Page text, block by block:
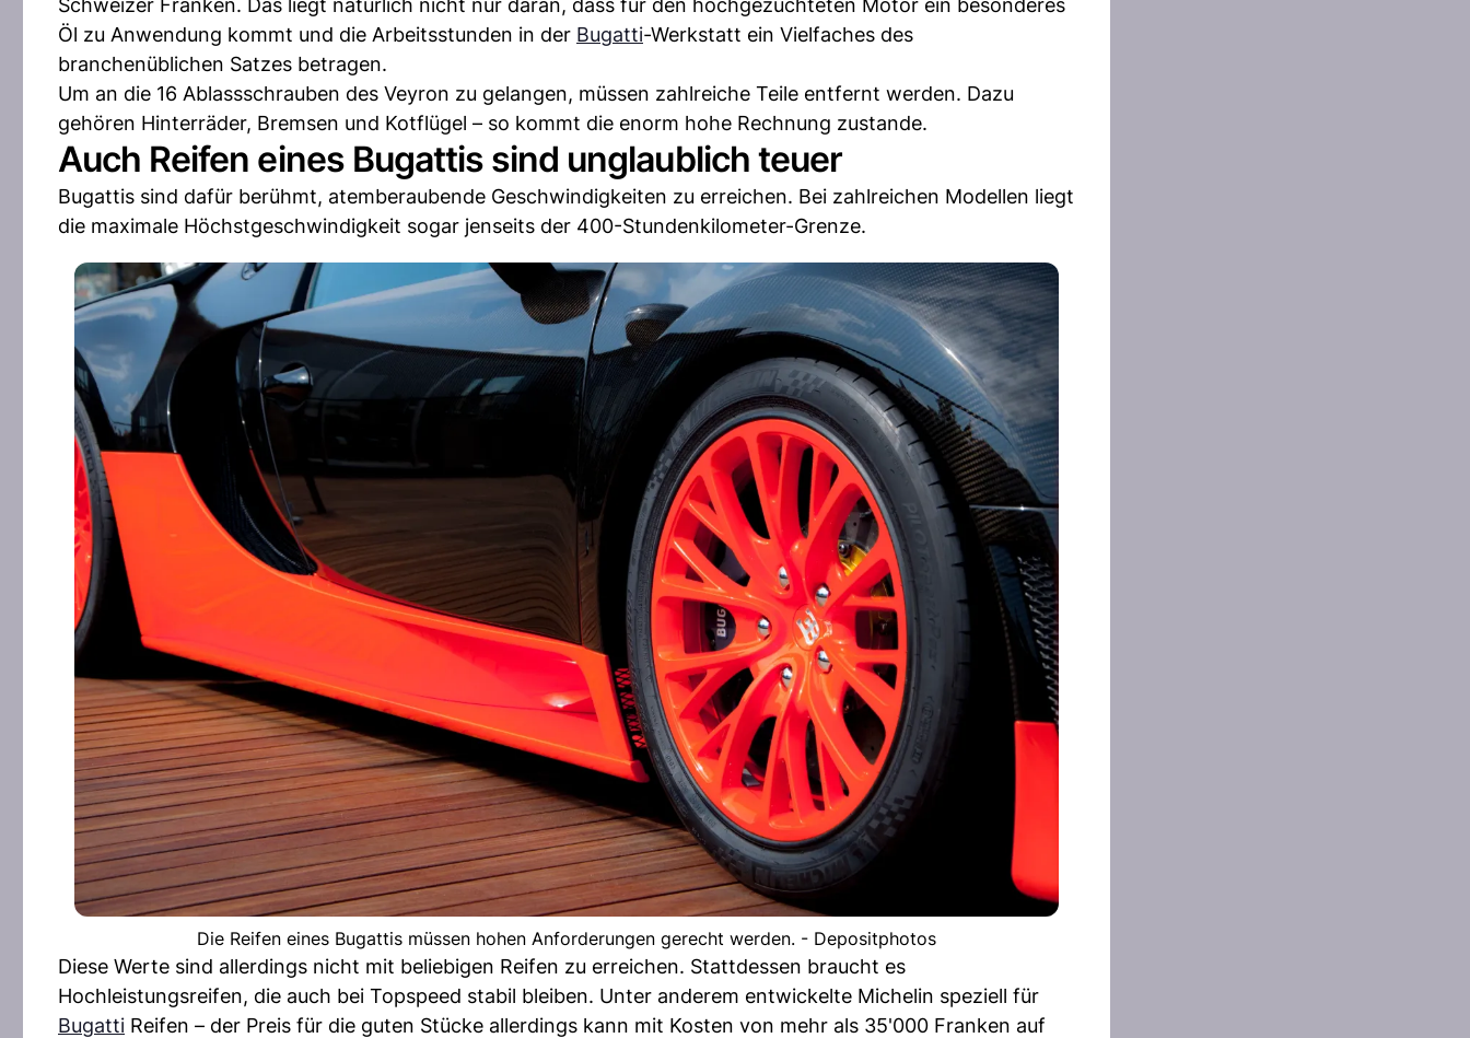
Schweizer Franken. Das liegt natürlich nicht nur daran, dass für den hochgezüchteten Motor ein besonderes
Öl zu Anwendung kommt und die Arbeitsstunden in der Bugatti-Werkstatt ein Vielfaches des
branchenüblichen Satzes betragen.
Um an die 16 Ablassschrauben des Veyron zu gelangen, müssen zahlreiche Teile entfernt werden. Dazu
gehören Hinterräder, Bremsen und Kotflügel – so kommt die enorm hohe Rechnung zustande.
Auch Reifen eines Bugattis sind unglaublich teuer
Bugattis sind dafür berühmt, atemberaubende Geschwindigkeiten zu erreichen. Bei zahlreichen Modellen liegt
die maximale Höchstgeschwindigkeit sogar jenseits der 400-Stundenkilometer-Grenze.
Die Reifen eines Bugattis müssen hohen Anforderungen gerecht werden. - Depositphotos
Diese Werte sind allerdings nicht mit beliebigen Reifen zu erreichen. Stattdessen braucht es
Hochleistungsreifen, die auch bei Topspeed stabil bleiben. Unter anderem entwickelte Michelin speziell für
Bugatti Reifen – der Preis für die guten Stücke allerdings kann mit Kosten von mehr als 35'000 Franken auf